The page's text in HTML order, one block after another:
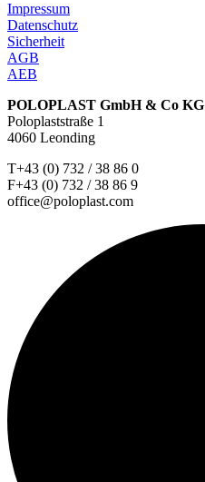
Impressum
Datenschutz
Sicherheit
AGB
AEB
POLOPLAST GmbH & Co KG
Poloplaststraße 1
4060 Leonding
T+43 (0) 732 / 38 86 0
F+43 (0) 732 / 38 86 9
office@poloplast.com